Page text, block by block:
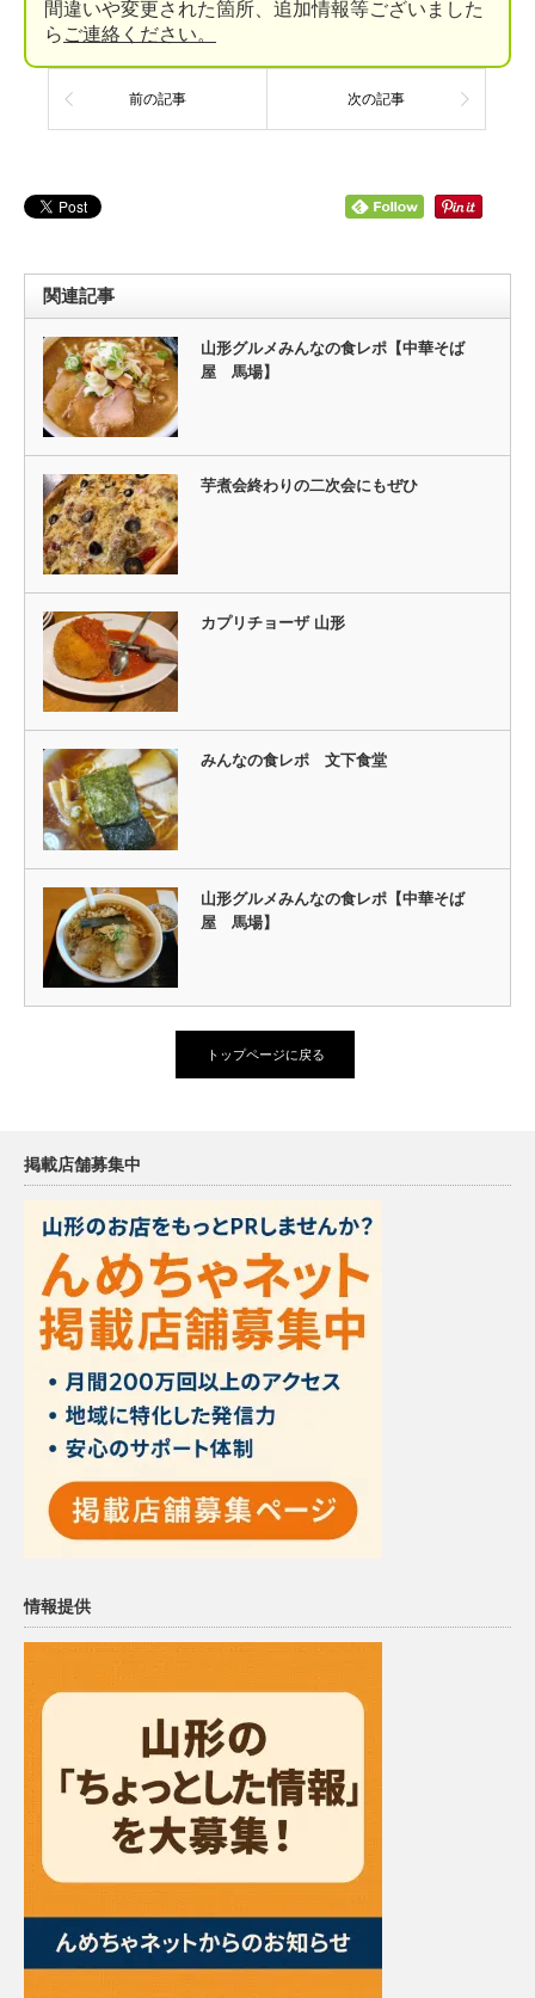
間違いや変更された箇所、追加情報等ございました
ら ご連絡ください。
前の記事 次の記事
関連記事
山形グルメみんなの食レポ【中華そば
屋 馬場】
芋煮会終わりの二次会にもぜひ
カプリチョーザ 山形
みんなの食レポ 文下食堂
山形グルメみんなの食レポ【中華そば
屋 馬場】
トップページに戻る
掲載店舗募集中
情報提供